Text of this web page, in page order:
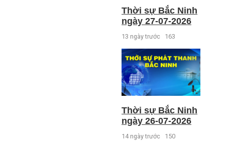
Thời sự Bắc Ninh
ngày 27-07-2026
13 ngày trước 163
Thời sự Bắc Ninh
ngày 26-07-2026
14 ngày trước 150